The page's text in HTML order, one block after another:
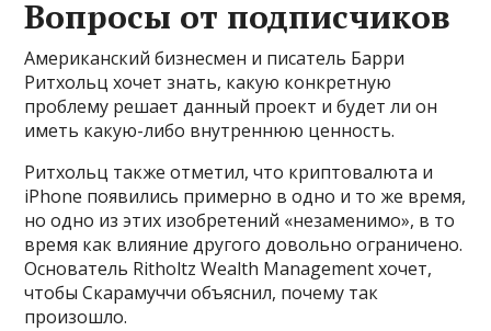
Вопросы от подписчиков
Американский бизнесмен и писатель Барри
Ритхольц хочет знать, какую конкретную
проблему решает данный проект и будет ли он
иметь какую-либо внутреннюю ценность.
Ритхольц также отметил, что криптовалюта и
iPhone появились примерно в одно и то же время,
но одно из этих изобретений «незаменимо», в то
время как влияние другого довольно ограничено.
Основатель Ritholtz Wealth Management хочет,
чтобы Скарамуччи объяснил, почему так
произошло.